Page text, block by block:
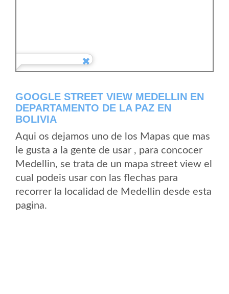
GOOGLE STREET VIEW MEDELLIN EN
DEPARTAMENTO DE LA PAZ EN
BOLIVIA
Aqui os dejamos uno de los Mapas que mas
le gusta a la gente de usar , para concocer
Medellin, se trata de un mapa street view el
cual podeis usar con las flechas para
recorrer la localidad de Medellin desde esta
pagina.